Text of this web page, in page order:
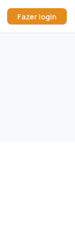
Fazer login